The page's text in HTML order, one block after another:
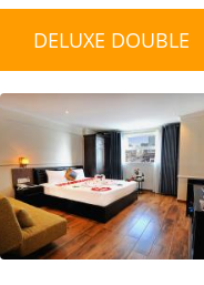
DELUXE DOUBLE
Chi tiết phòng